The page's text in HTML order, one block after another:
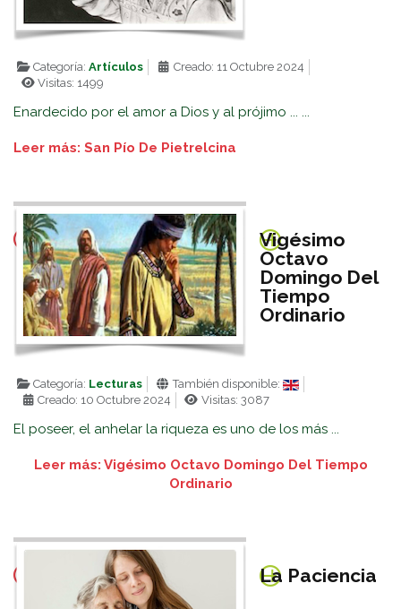
Categoría:Artículos
Creado: 11 Octubre 2024
Visitas: 1499
Enardecido por el amor a Dios y al prójimo ... ...
Leer más: San Pío De Pietrelcina
Vigésimo
Octavo
Domingo Del
Tiempo
Ordinario
Categoría: Lecturas
También disponible:
Creado: 10 Octubre 2024
Visitas: 3087
El poseer, el anhelar la riqueza es uno de los más ...
Leer más: Vigésimo Octavo Domingo Del Tiempo
Ordinario
La Paciencia